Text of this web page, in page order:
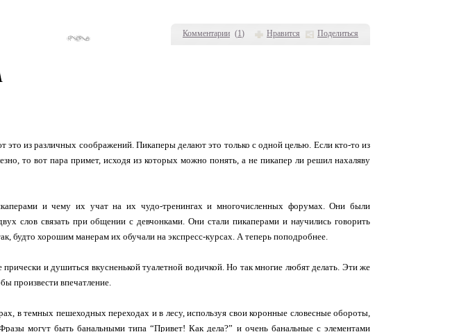
Комментарии (1) Нравится Поделиться
это из различных соображений. Пикаперы делают это только с одной целью. Если кто-то из
то вот пара примет, исходя из которых можно понять, а не пикапер ли решил нахаляву
и чему их учат на их чудо-тренингах и многочисленных форумах. Они были
слов связать при общении с девчонками. Они стали пикаперами и научились говорить
будто хорошим манерам их обучали на экспресс-курсах. А теперь поподробнее.
и душиться вкусненькой туалетной водичкой. Но так многие любят делать. Эти же
произвести впечатление.
в темных пешеходных переходах и в лесу, используя свои коронные словесные обороты,
могут быть банальными типа “Привет! Как дела?” и очень банальные с элементами